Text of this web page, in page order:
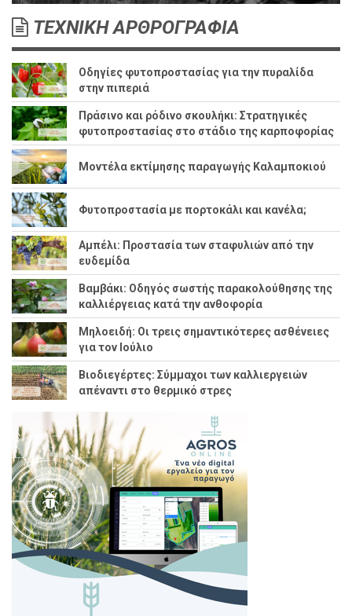
ΤΕΧΝΙΚΗ ΑΡΘΡΟΓΡΑΦΙΑ
Οδηγίες φυτοπροστασίας για την πυραλίδα
στην πιπεριά
Πράσινο και ρόδινο σκουλήκι: Στρατηγικές
φυτοπροστασίας στο στάδιο της καρποφορίας
Μοντέλα εκτίμησης παραγωγής Καλαμποκιού
Φυτοπροστασία με πορτοκάλι και κανέλα;
Αμπέλι: Προστασία των σταφυλιών από την
ευδεμίδα
Βαμβάκι: Οδηγός σωστής παρακολούθησης της
καλλιέργειας κατά την ανθοφορία
Μηλοειδή: Οι τρεις σημαντικότερες ασθένειες
για τον Ιούλιο
Βιοδιεγέρτες: Σύμμαχοι των καλλιεργειών
απέναντι στο θερμικό στρες